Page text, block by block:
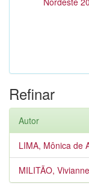
Refinar
Autor
LIMA, Mônica de
MILITÃO,